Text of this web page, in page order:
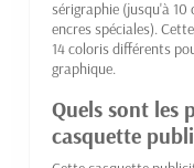
sérigraphie (jusqu'à
encres spéciales).
14 coloris différents
graphique.
Quels sont les
casquette